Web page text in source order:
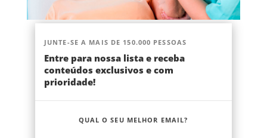
JUNTE-SE A MAIS DE 150.000 PESSOAS
Entre para nossa lista e receba
conteúdos exclusivos e com
prioridade!
QUAL O SEU MELHOR EMAIL?